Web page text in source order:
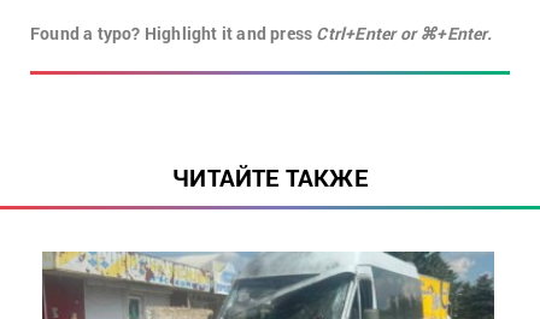
Found a typo? Highlight it and press Ctrl+Enter or ⌘+Enter.
ЧИТАЙТЕ ТАКЖЕ